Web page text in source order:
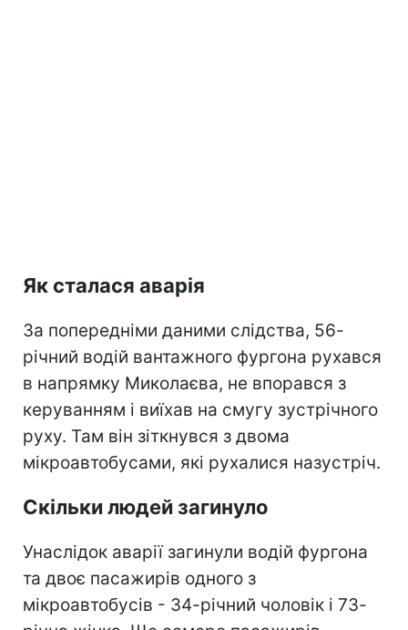
Як сталася аварія
За попередніми даними слідства, 56-
річний водій вантажного фургона рухався
в напрямку Миколаєва, не впорався з
керуванням і виїхав на смугу зустрічного
руху. Там він зіткнувся з двома
мікроавтобусами, які рухалися назустріч.
Скільки людей загинуло
Унаслідок аварії загинули водій фургона
та двоє пасажирів одного з
мікроавтобусів - 34-річний чоловік і 73-